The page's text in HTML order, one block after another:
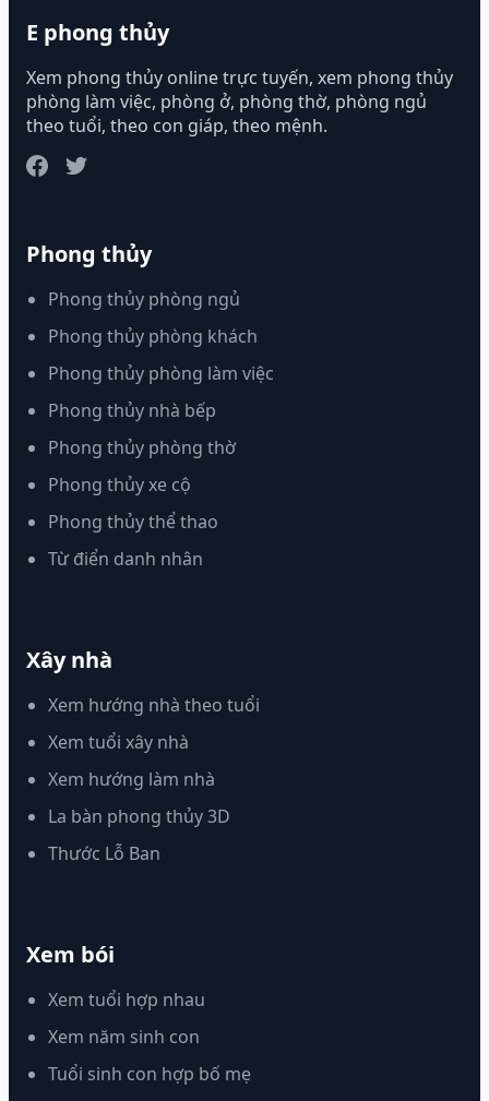
E phong thủy
Xem phong thủy online trực tuyến, xem phong thủy
phòng làm việc, phòng ở, phòng thờ, phòng ngủ
theo tuổi, theo con giáp, theo mệnh.
Phong thủy
Phong thủy phòng ngủ
Phong thủy phòng khách
Phong thủy phòng làm việc
Phong thủy nhà bếp
Phong thủy phòng thờ
Phong thủy xe cộ
Phong thủy thể thao
Từ điển danh nhân
Xây nhà
Xem hướng nhà theo tuổi
Xem tuổi xây nhà
Xem hướng làm nhà
La bàn phong thủy 3D
Thước Lỗ Ban
Xem bói
Xem tuổi hợp nhau
Xem năm sinh con
Tuổi sinh con hợp bố mẹ